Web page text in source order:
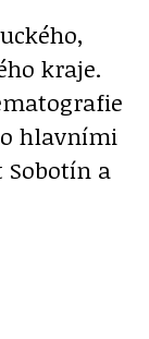
kraje.
hlavními
Sobotín a